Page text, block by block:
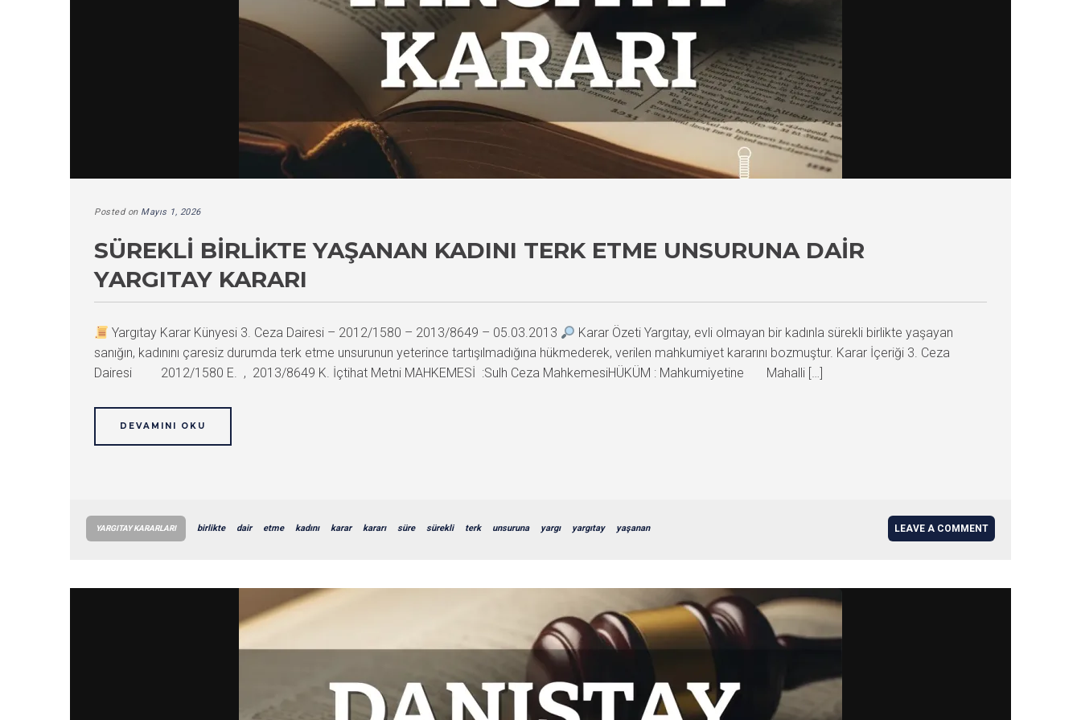
Posted on Mayıs 1, 2026
SÜREKLI BIRLIKTE YAŞANAN KADINI TERK ETME UNSURUNA DAIR
YARGITAY KARARI
Yargıtay Karar Künyesi 3. Ceza Dairesi – 2012/1580 – 2013/8649 – 05.03.2013
Karar Özeti Yargıtay, evli olmayan bir kadınla sürekli birlikte yaşayan
sanığın, kadınını çaresiz durumda terk etme unsurunun yeterince tartışılmadığına hükmederek, verilen mahkumiyet kararını bozmuştur. Karar İçeriği 3. Ceza
Dairesi 2012/1580 E. , 2013/8649 K. İçtihat Metni MAHKEMESİ :Sulh Ceza MahkemesiHÜKÜM : Mahkumiyetine Mahalli […]
DEVAMINI OKU
YARGITAY KARARLARI birlikte dair etme kadını karar kararı süre sürekli terk unsuruna yargı yargıtay yaşanan LEAVE A COMMENT